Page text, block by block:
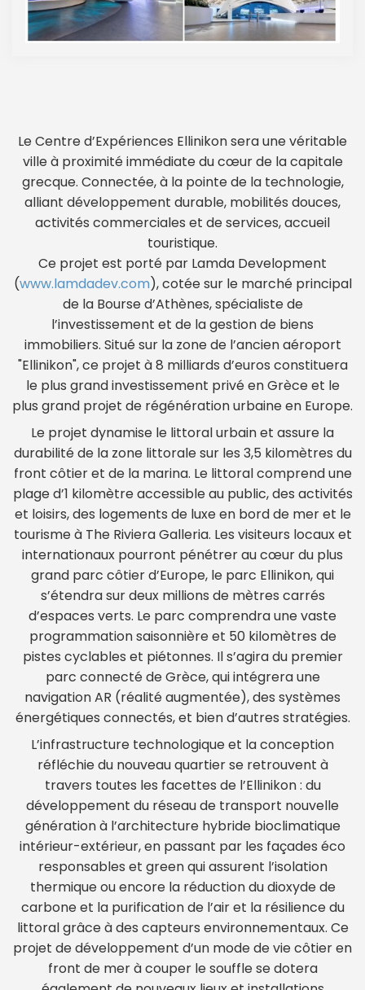
Le Centre d’Expériences Ellinikon sera une véritable
ville à proximité immédiate du cœur de la capitale
grecque. Connectée, à la pointe de la technologie,
alliant développement durable, mobilités douces,
activités commerciales et de services, accueil
touristique.
Ce projet est porté par Lamda Development
(www.lamdadev.com), cotée sur le marché principal
de la Bourse d’Athènes, spécialiste de
l’investissement et de la gestion de biens
immobiliers. Situé sur la zone de l’ancien aéroport
"Ellinikon", ce projet à 8 milliards d’euros constituera
le plus grand investissement privé en Grèce et le
plus grand projet de régénération urbaine en Europe.
Le projet dynamise le littoral urbain et assure la
durabilité de la zone littorale sur les 3,5 kilomètres du
front côtier et de la marina. Le littoral comprend une
plage d’1 kilomètre accessible au public, des activités
et loisirs, des logements de luxe en bord de mer et le
tourisme à The Riviera Galleria. Les visiteurs locaux et
internationaux pourront pénétrer au cœur du plus
grand parc côtier d’Europe, le parc Ellinikon, qui
s’étendra sur deux millions de mètres carrés
d’espaces verts. Le parc comprendra une vaste
programmation saisonnière et 50 kilomètres de
pistes cyclables et piétonnes. Il s’agira du premier
parc connecté de Grèce, qui intégrera une
navigation AR (réalité augmentée), des systèmes
énergétiques connectés, et bien d’autres stratégies.
L’infrastructure technologique et la conception
réfléchie du nouveau quartier se retrouvent à
travers toutes les facettes de l’Ellinikon : du
développement du réseau de transport nouvelle
génération à l’architecture hybride bioclimatique
intérieur-extérieur, en passant par les façades éco
responsables et green qui assurent l’isolation
thermique ou encore la réduction du dioxyde de
carbone et la purification de l’air et la résilience du
littoral grâce à des capteurs environnementaux. Ce
projet de développement d’un mode de vie côtier en
front de mer à couper le souffle se dotera